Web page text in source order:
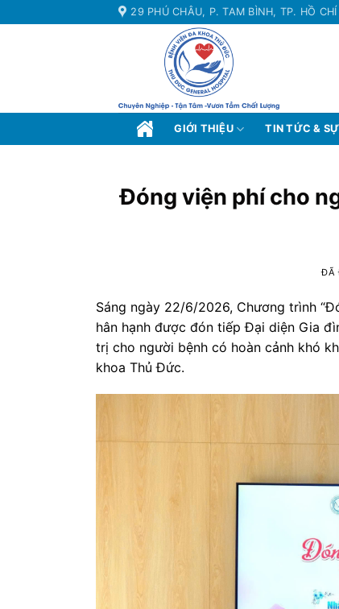
đến
29 PHÚ CHÂU, P. TAM BÌNH, TP. HỒ
GIỚI THIỆU TIN TỨC &
Đóng viện phí cho
ĐÃ
Sáng ngày 22/6/2026, Chương trình
hân hạnh được đón tiếp Đại diện Gia
trị cho người bệnh có hoàn cảnh khó
khoa Thủ Đức.